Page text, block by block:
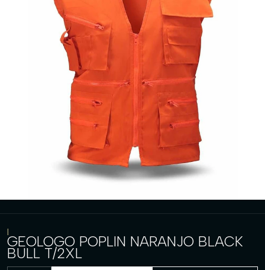
|
GEOLOGO POPLIN NARANJO BLACK
BULL T/2XL